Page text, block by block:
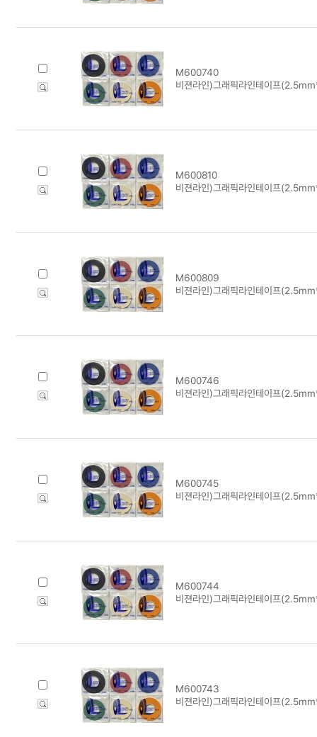
M600740
비젼라인)그래픽라인테이프
M600810
비젼라인)그래픽라인테이프
M600809
비젼라인)그래픽라인테이프
M600746
비젼라인)그래픽라인테이프
M600745
비젼라인)그래픽라인테이프
M600744
비젼라인)그래픽라인테이프
M600743
비젼라인)그래픽라인테이프